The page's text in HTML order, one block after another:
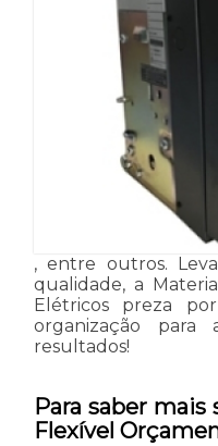
, entre outros.
qualidade, a
Elétricos preza
organização
resultados!
Para saber
Flexível